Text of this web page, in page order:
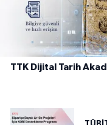
TTK Dijital Tarih